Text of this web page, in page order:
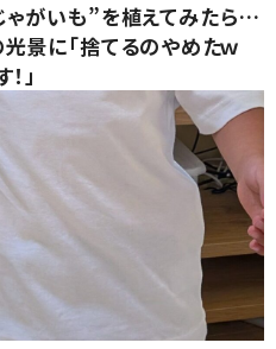
ゃがいも”を植えてみたら…
景に「捨てるのやめたｗ
」